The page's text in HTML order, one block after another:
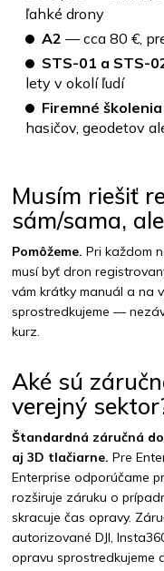
ľahké drony
A2 — cca 80 €,
STS-01 a STS-
lety v okolí ľudí
Firemné
hasičov, geodetov
Musím riešiť
sám/sama,
Pomôžeme. Pri každom
musí byť dron
vám krátky manuál a na
sprostredkujeme —
kurz.
Aké sú
verejný
Štandardná záručná
aj 3D tlačiarne. Pre
Enterprise odporúčame
rozširuje záruku o
skracuje čas opravy.
autorizované DJI,
opravu sprostredkujeme